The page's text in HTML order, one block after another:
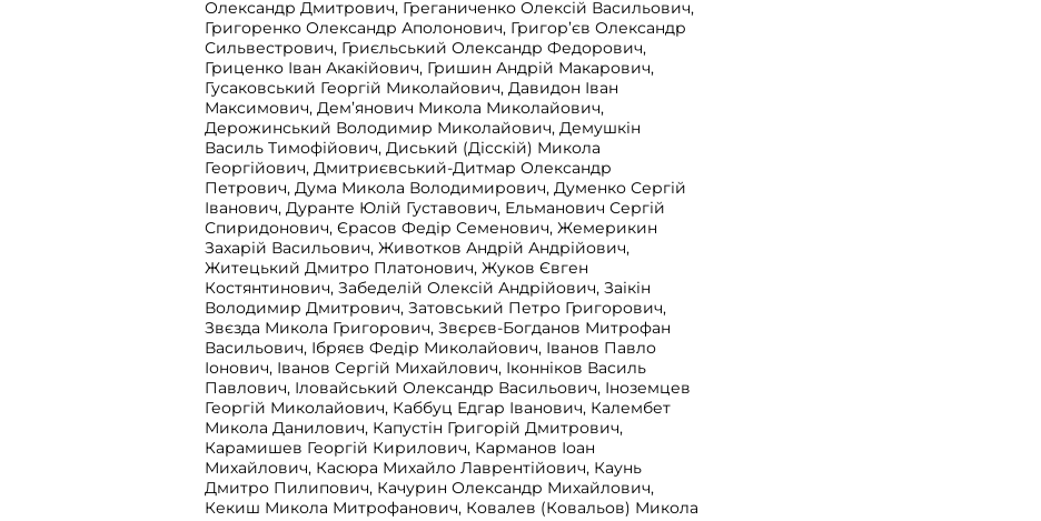
Олександр Дмитрович, Греганиченко Олексій Васильович,
Григоренко Олександр Аполонович, Григор’єв Олександр
Сильвестрович, Гриєльський Олександр Федорович,
Гриценко Іван Акакійович, Гришин Андрій Макарович,
Гусаковський Георгій Миколайович, Давидон Іван
Максимович, Дем’янович Микола Миколайович,
Дерожинський Володимир Миколайович, Демушкін
Василь Тимофійович, Диський (Дісскій) Микола
Георгійович, Дмитриєвський-Дитмар Олександр
Петрович, Дума Микола Володимирович, Думенко Сергій
Іванович, Дуранте Юлій Густавович, Ельманович Сергій
Спиридонович, Єрасов Федір Семенович, Жемерикин
Захарій Васильович, Животков Андрій Андрійович,
Житецький Дмитро Платонович, Жуков Євген
Костянтинович, Забеделій Олексій Андрійович, Заікін
Володимир Дмитрович, Затовський Петро Григорович,
Звєзда Микола Григорович, Звєрєв-Богданов Митрофан
Васильович, Ібряєв Федір Миколайович, Іванов Павло
Іонович, Іванов Сергій Михайлович, Іконніков Василь
Павлович, Іловайський Олександр Васильович, Іноземцев
Георгій Миколайович, Каббуц Едгар Іванович, Калембет
Микола Данилович, Капустін Григорій Дмитрович,
Карамишев Георгій Кирилович, Карманов Іоан
Михайлович, Касюра Михайло Лаврентійович, Каунь
Дмитро Пилипович, Качурин Олександр Михайлович,
Кекиш Микола Митрофанович, Ковалев (Ковальов) Микола